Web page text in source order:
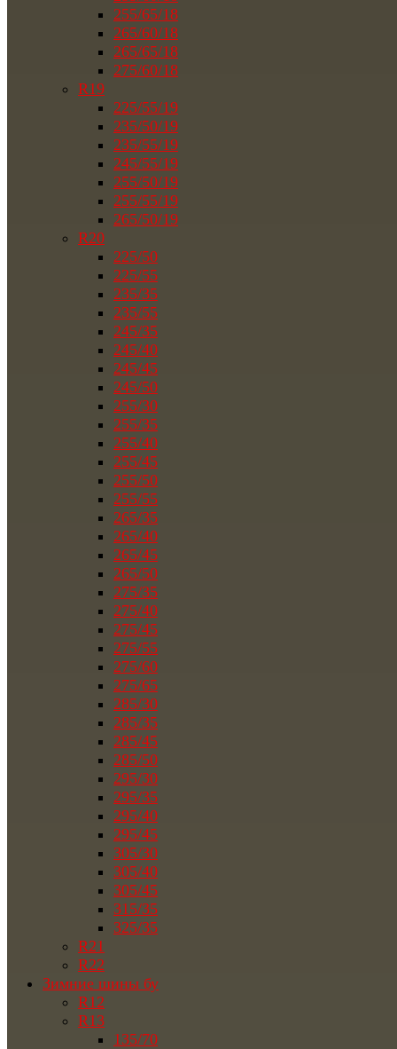
255/65/18
265/60/18
265/65/18
275/60/18
R19
225/55/19
235/50/19
235/55/19
245/55/19
255/50/19
255/55/19
265/50/19
R20
225/50
225/55
235/35
235/55
245/35
245/40
245/45
245/50
255/30
255/35
255/40
255/45
255/50
255/55
265/35
265/40
265/45
265/50
275/35
275/40
275/45
275/55
275/60
275/65
285/30
285/35
285/45
285/50
295/30
295/35
295/40
295/45
305/30
305/40
305/45
315/35
325/35
R21
R22
Зимние шины бу
R12
R13
135/70